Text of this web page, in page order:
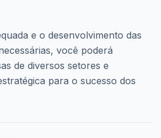
e o desenvolvimento das
você poderá
de diversos setores e
para o sucesso dos